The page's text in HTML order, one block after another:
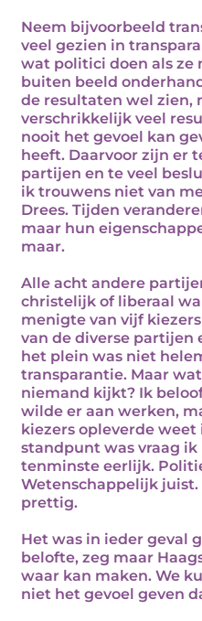
Neem bijvoorbeeld
veel gezien in
wat politici doen als ze
buiten beeld
de resultaten wel zien,
verschrikkelijk veel
nooit het gevoel kan
heeft. Daarvoor zijn er
partijen en te veel
ik trouwens niet van
Drees. Tijden
maar hun
maar.
Alle acht andere
christelijk of liberaal
menigte van vijf
van de diverse partijen
het plein was niet
transparantie. Maar
niemand kijkt? Ik
wilde er aan werken,
kiezers opleverde
standpunt was vraag
tenminste eerlijk.
Wetenschappelijk juist.
prettig.
Het was in ieder geval
belofte, zeg maar
waar kan maken. We
niet het gevoel geven